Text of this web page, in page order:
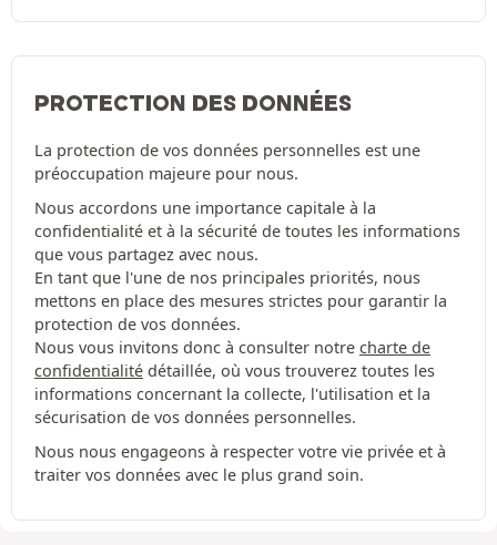
PROTECTION DES DONNÉES
La protection de vos données personnelles est une
préoccupation majeure pour nous.
Nous accordons une importance capitale à la
confidentialité et à la sécurité de toutes les informations
que vous partagez avec nous.
En tant que l'une de nos principales priorités, nous
mettons en place des mesures strictes pour garantir la
protection de vos données.
Nous vous invitons donc à consulter notre charte de
confidentialité détaillée, où vous trouverez toutes les
informations concernant la collecte, l'utilisation et la
sécurisation de vos données personnelles.
Nous nous engageons à respecter votre vie privée et à
traiter vos données avec le plus grand soin.